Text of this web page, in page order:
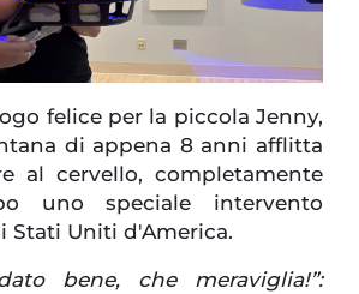
felice per la piccola Jenny,
di appena 8 anni afflitta
al cervello, completamente
uno speciale intervento
Stati Uniti d'America.
bene, che meraviglia!”: